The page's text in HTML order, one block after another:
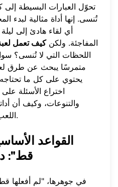
تحوّل العبارات البسيطة
تُنسى. إنها أداة مثالية لبدء
أي لقاء هادئ إلى
المفاجئة. ولكنكيف تعمل
اللحظات التي لا تُنسى؟
متمرسًا يبحث عن طرق
يحتوي على كل ما تحتاجه
اختراع الأسئلة
والتنوعات، وكيف أن
اللعب أسهل من أي وقت مضى.
القواعد
قط":
في جوهرها، "لم أفعلها